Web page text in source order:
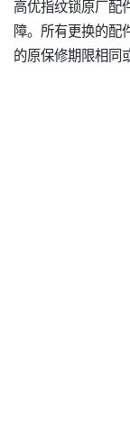
高优指纹锁原厂配
障。所有更换的配
的原保修期限相同